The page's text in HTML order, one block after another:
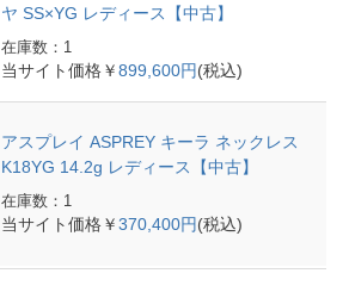
ヤ SS×YG レディース【中古】
在庫数：1
当サイト価格￥899,600円(税込)
アスプレイ ASPREY キーラ ネックレス
K18YG 14.2g レディース【中古】
在庫数：1
当サイト価格￥370,400円(税込)